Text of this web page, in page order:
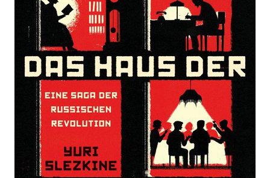
Zur Wunschliste hinzufügen
Eine Saga der Russischen Revolution
VonYuri Slezkine
Verlag: Hanser 24.09.2018
Buch 1344 Seiten
festgebunden mit
Schutzumschlag
ISBN: 978-3-446-
26031-3